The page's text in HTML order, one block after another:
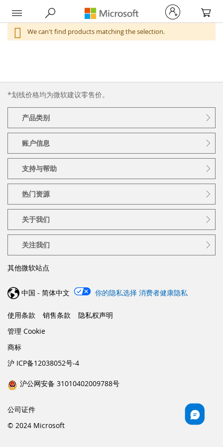
My
We can't find products matching the selection.
*划线价格均为微软建议零售价。
产品类别
账户信息
支持与帮助
热门资源
关于我们
关注我们
其他微软站点
中国 - 简体中文 你的隐私选择 消费者健康隐私
使用条款 销售条款
隐私权声明
管理 Cookie
商标
沪 ICP备12038052号-4
沪公网安备 31010402009788号
公司证件
© 2024 Microsoft